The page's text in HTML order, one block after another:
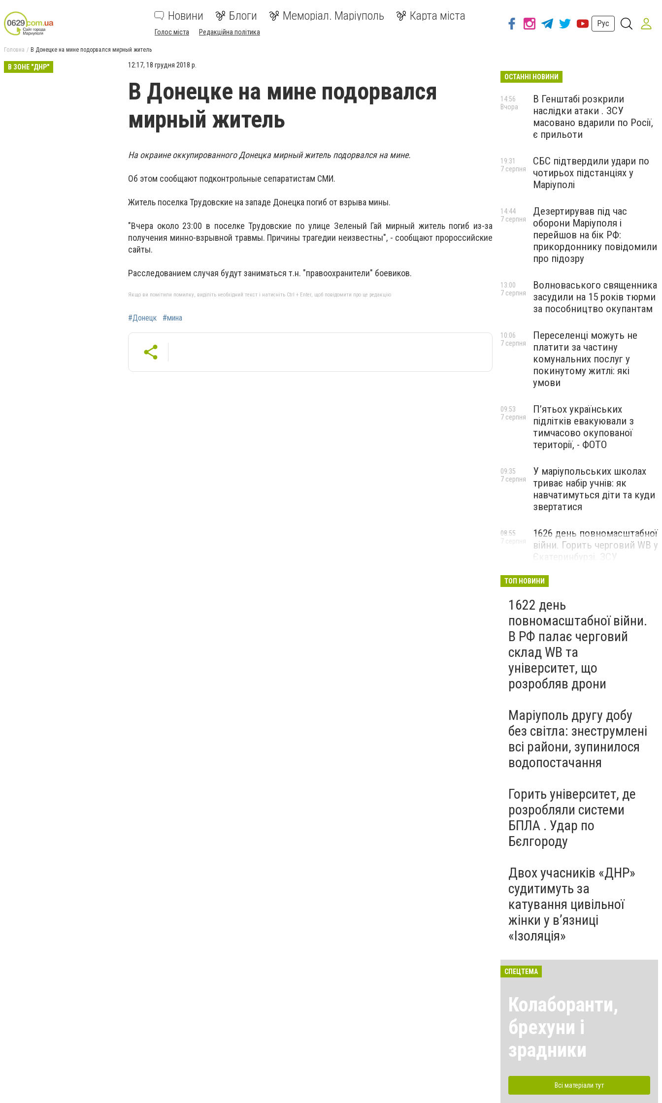
Новини Блоги Меморіал. Маріуполь Карта міста
Голос міста Редакційна політика
Рус
Головна В Донецке на мине подорвался мирный житель
В ЗОНЕ "ДНР" 12:17, 18 грудня 2018 р.
В Донецке на мине подорвался
мирный житель
На окраине оккупированного Донецка мирный житель подорвался на мине.
Об этом сообщают подконтрольные сепаратистам СМИ.
Житель поселка Трудовские на западе Донецка погиб от взрыва мины.
"Вчера около 23:00 в поселке Трудовские по улице Зеленый Гай мирный житель погиб из-за
получения минно-взрывной травмы. Причины трагедии неизвестны", - сообщают пророссийские
сайты.
Расследованием случая будут заниматься т.н. "правоохранители" боевиков.
Якщо ви помітили помилку, виділіть необхідний текст і натисніть Ctrl + Enter, щоб повідомити про це редакцію
#Донецк #мина
ОСТАННІ НОВИНИ
В Генштабі розкрили
наслідки атаки . ЗСУ
масовано вдарили по Росії,
є прильоти
14:56
Вчора
СБС підтвердили удари по
чотирьох підстанціях у
Маріуполі
19:31
7 серпня
Дезертирував під час
оборони Маріуполя і
перейшов на бік РФ:
прикордоннику повідомили
про підозру
14:44
7 серпня
Волноваського священника
засудили на 15 років тюрми
за пособництво окупантам
13:00
7 серпня
Переселенці можуть не
платити за частину
комунальних послуг у
покинутому житлі: які
умови
10:06
7 серпня
П’ятьох українських
підлітків евакуювали з
тимчасово окупованої
території, - ФОТО
09:53
7 серпня
У маріупольських школах
триває набір учнів: як
навчатимуться діти та куди
звертатися
09:35
7 серпня
1626 день повномасштабної
війни. Горить черговий WB у
Єкатеринбурзі. ЗСУ
Маріуполі
08:55
7 серпня
ТОП НОВИНИ
1622 день
повномасштабної війни.
В РФ палає черговий
склад WB та
університет, що
розробляв дрони
Маріуполь другу добу
без світла: знеструмлені
всі райони, зупинилося
водопостачання
Горить університет, де
розробляли системи
БПЛА . Удар по
Бєлгороду
Двох учасників «ДНР»
судитимуть за
катування цивільної
жінки у в’язниці
«Ізоляція»
СПЕЦТЕМА
Колаборанти,
брехуни і
зрадники
Всі матеріали тут